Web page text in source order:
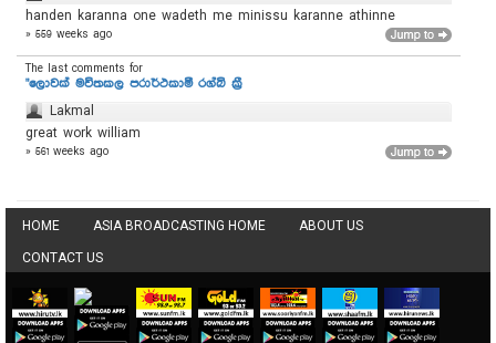
handen karanna one wadeth me minissu karanne athinne
» 559 weeks ago
The last comments for
"ලොවක් මවිතකල පරාර්ථකාමී රග්බි ක්‍රී
Lakmal
great work william
» 561 weeks ago
HOME ASIA BROADCASTING HOME ABOUT US
CONTACT US